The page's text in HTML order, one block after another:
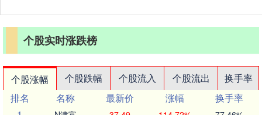
个股实时涨跌榜
个股涨幅 个股跌幅 个股流入 个股流出
换手率
排名
名称 最新价 涨幅
换手率